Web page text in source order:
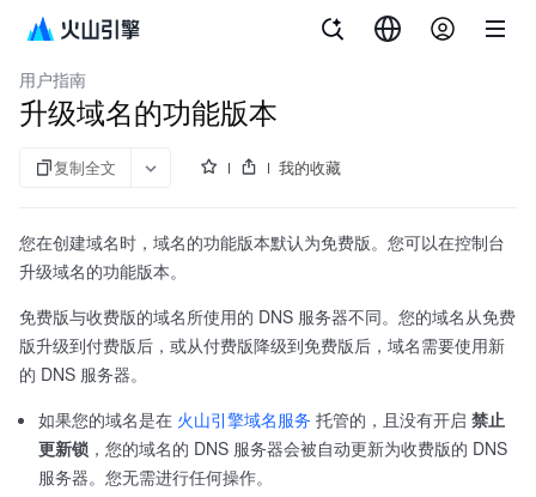
析 析
TrafficRoute DNS 套件
用户指南
升级域名的功能版本
复制全文 我的收藏
您在创建域名时，域名的功能版本默认为免费版。您可以在控制台
升级域名的功能版本。
免费版与收费版的域名所使用的 DNS 服务器不同。您的域名从免费
版升级到付费版后，或从付费版降级到免费版后，域名需要使用新
的 DNS 服务器。
如果您的域名是在 火山引擎域名服务 托管的，且没有开启 禁止
更新锁 ，您的域名的 DNS 服务器会被自动更新为收费版的 DNS
服务器。您无需进行任何操作。